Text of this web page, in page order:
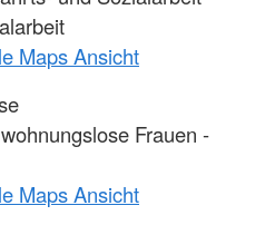
Maps Ansicht
Frauen -
Maps Ansicht